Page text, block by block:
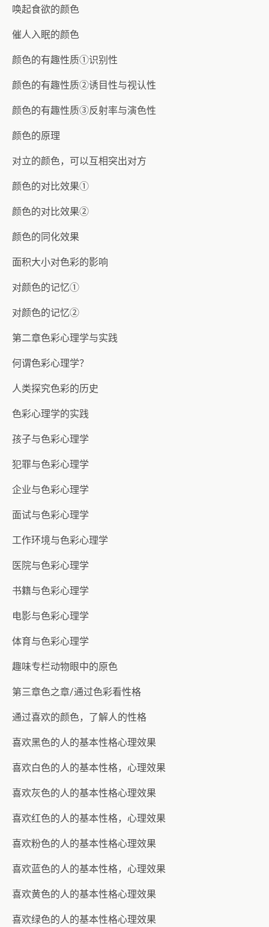
唤起食欲的颜色
催人入眠的颜色
颜色的有趣性质①识别性
颜色的有趣性质②诱目性与视认性
颜色的有趣性质③反射率与演色性
颜色的原理
对立的颜色，可以互相突出对方
颜色的对比效果①
颜色的对比效果②
颜色的同化效果
面积大小对色彩的影响
对颜色的记忆①
对颜色的记忆②
第二章色彩心理学与实践
何谓色彩心理学？
人类探究色彩的历史
色彩心理学的实践
孩子与色彩心理学
犯罪与色彩心理学
企业与色彩心理学
面试与色彩心理学
工作环境与色彩心理学
医院与色彩心理学
书籍与色彩心理学
电影与色彩心理学
体育与色彩心理学
趣味专栏动物眼中的原色
第三章色之章/通过色彩看性格
通过喜欢的颜色，了解人的性格
喜欢黑色的人的基本性格心理效果
喜欢白色的人的基本性格，心理效果
喜欢灰色的人的基本性格心理效果
喜欢红色的人的基本性格，心理效果
喜欢粉色的人的基本性格心理效果
喜欢蓝色的人的基本性格，心理效果
喜欢黄色的人的基本性格心理效果
喜欢绿色的人的基本性格心理效果